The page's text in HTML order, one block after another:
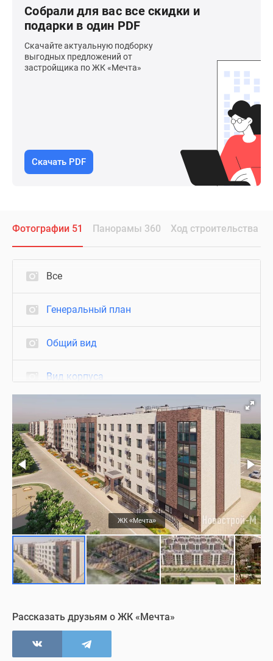
Собрали для вас все скидки и
подарки в один PDF
Скачайте актуальную подборку
выгодных предложений от
застройщика по ЖК «Мечта»
Скачать PDF
Фотографии 51 Панорамы 360 Ход строительства
ЖК «Мечта»
Все
Генеральный план
Общий вид
Вид корпуса
Благоустройство
Ход строительства
Съемки с воздуха
Визуализация
Рассказать друзьям о ЖК «Мечта»